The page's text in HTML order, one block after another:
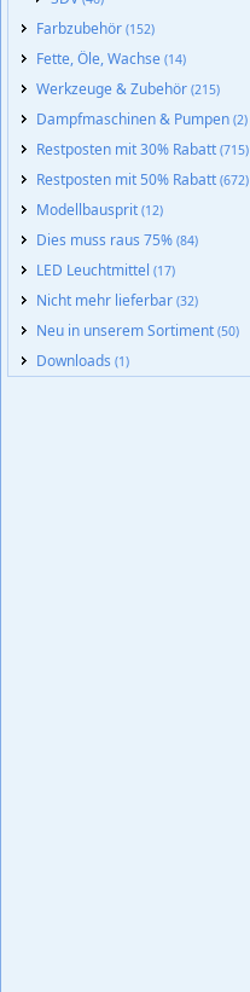
Farbzubehör (152)
Fette, Öle, Wachse (14)
Werkzeuge & Zubehör (215)
Dampfmaschinen & Pumpen (2)
Restposten mit 30% Rabatt (715)
Restposten mit 50% Rabatt (672)
Modellbausprit (12)
Dies muss raus 75% (84)
LED Leuchtmittel (17)
Nicht mehr lieferbar (32)
Neu in unserem Sortiment (50)
Downloads (1)